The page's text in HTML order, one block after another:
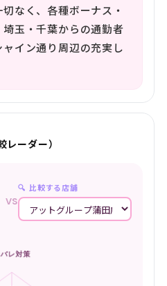
なく、各種ボーナス・
玉・千葉からの通勤者
イン通り周辺の充実し
ーダー）
VS
🔍 比較する店舗